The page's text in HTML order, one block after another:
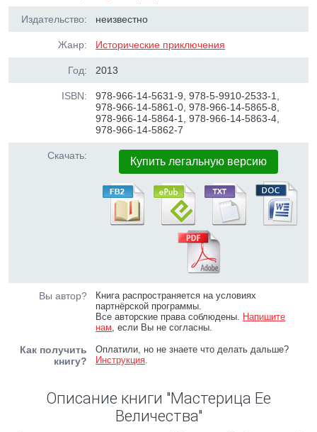
Издательство: неизвестно
Жанр: Исторические приключения
Год: 2013
ISBN:
978-966-14-5631-9, 978-5-9910-2533-1,
978-966-14-5861-0, 978-966-14-5865-8,
978-966-14-5864-1, 978-966-14-5863-4,
978-966-14-5862-7
Скачать: Купить легальную версию
Вы автор?
Книга распространяется на условиях
партнёрской программы.
Все авторские права соблюдены. Напишите
нам, если Вы не согласны.
Как получить
книгу?
Оплатили, но не знаете что делать дальше?
Инструкция.
Описание книги "Мастерица Ее
Величества"